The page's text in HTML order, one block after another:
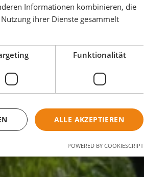
Informationen kombinieren, die
ihrer Dienste gesammelt
Funktionalität
ALLE AKZEPTIEREN
POWERED BY COOKIESCRIPT